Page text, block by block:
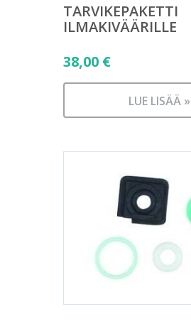
TARVIKEPAKETTI
ILMAKIVÄÄRILLE
38,00 €
LUE LISÄÄ »